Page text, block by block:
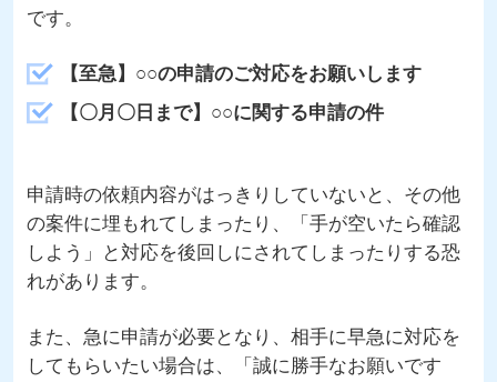
です。
【至急】○○の申請のご対応をお願いします
【〇月〇日まで】○○に関する申請の件
申請時の依頼内容がはっきりしていないと、その他
の案件に埋もれてしまったり、「手が空いたら確認
しよう」と対応を後回しにされてしまったりする恐
れがあります。
また、急に申請が必要となり、相手に早急に対応を
してもらいたい場合は、「誠に勝手なお願いです